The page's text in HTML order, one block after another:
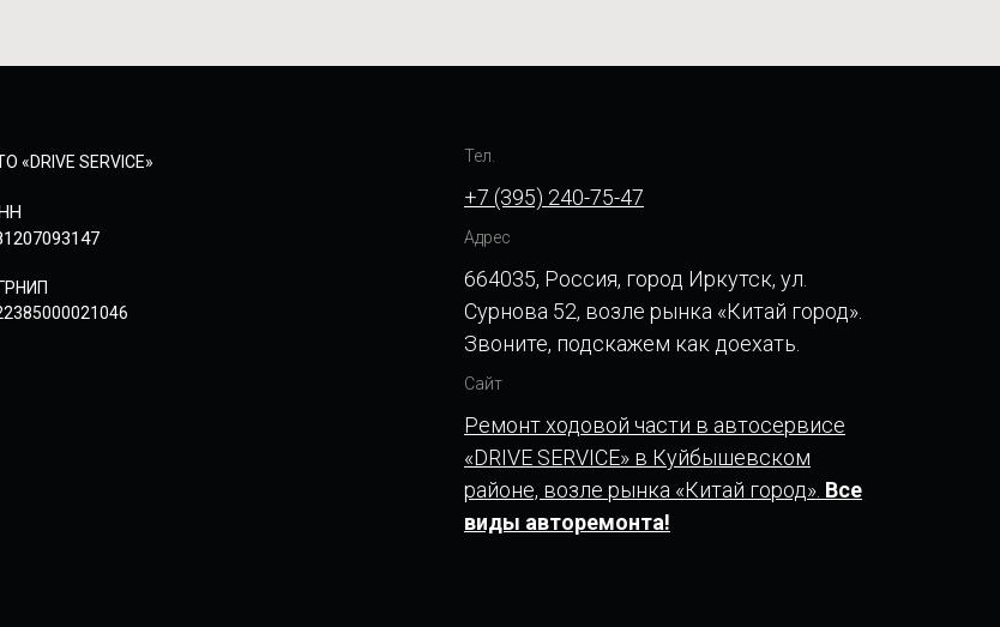
«DRIVE SERVICE» Тел.
+7 (395) 240-75-47
Адрес
664035, Россия, город Иркутск, ул.
Сурнова 52, возле рынка «Китай город».
Звоните, подскажем как доехать.
Сайт
Ремонт ходовой части в автосервисе
«DRIVE SERVICE» в Куйбышевском
районе, возле рынка «Китай город». Все
виды авторемонта!